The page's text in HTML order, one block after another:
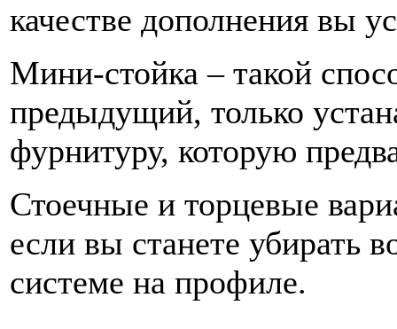
качестве дополнения вы
Мини-стойка – такой
предыдущий, только
фурнитуру, которую
Стоечные и торцевые
если вы станете убирать
системе на профиле.